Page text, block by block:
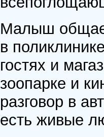
Малыш
в
гостях и
зоопарке и
разговор в
есть живые